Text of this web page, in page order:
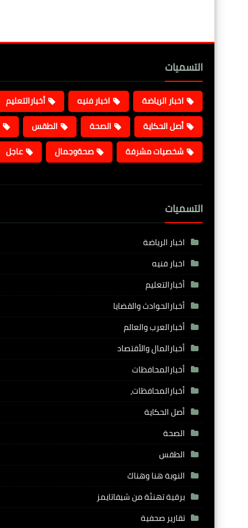
التسميات
اخبار الرياضة اخبار فنيه أخبارالتعليم
أصل الحكاية
الصحة الطقس
شخصيات مشرفة
صحةوجمال عاجل
التسميات
اخبار الرياضة
اخبار فنيه
أخبارالتعليم
أخبارالحوادث والقضايا
أخبارالعرب والعالم
أخبارالمال والأقتصاد
أخبارالمحافظات
أخبارالمحافظات،
أصل الحكاية
الصحة
الطقس
النوبة هنا وهناك
برقية تهنئة من شيفاتايمز
تقارير صحفية